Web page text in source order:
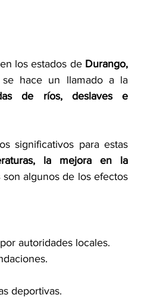
los estados de Durango,
hace un llamado a la
de ríos, deslaves e
significativos para estas
la mejora en la
son algunos de los efectos
autoridades locales.
deportivas.